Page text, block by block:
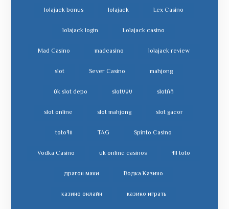
Lex Casino
lolajack
lolajack bonus
Lolajack casino
lolajack login
lolajack review
madcasino
Mad Casino
mahjong
Sever Casino
slot
slot٨٨ slot٧٧٧ slot depo ٥k
slot gacor
slot mahjong
slot online
Spinto Casino
TAG toto٩١١
toto ٩١١ uk online casinos
Vodka Casino
Водка Казино
драгон мани
казино играть
казино онлайн